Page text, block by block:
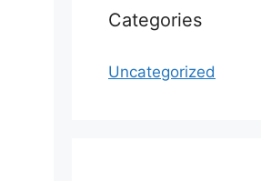
Categories
Uncategorized